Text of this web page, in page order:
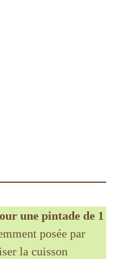
une pintade de 1
posée par
la cuisson